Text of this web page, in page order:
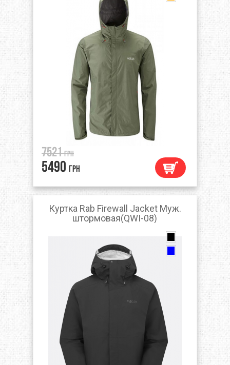
7521 грн
5490 грн
Куртка Rab Firewall Jacket Муж.
штормовая(QWI-08)